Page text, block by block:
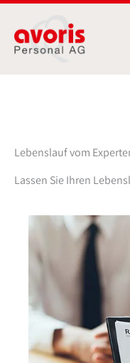
Inhalt
springen
Lebenslauf vom
Lassen Sie Ihren